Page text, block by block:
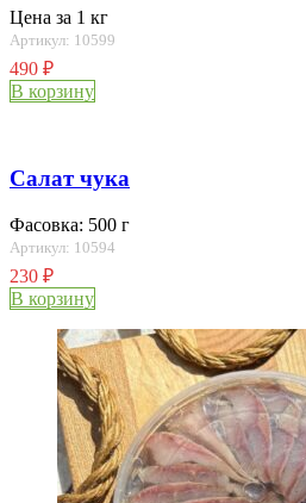
Цена за 1 кг
Артикул: 10599
490 ₽
В корзину
Салат чука
Фасовка: 500 г
Артикул: 10594
230 ₽
В корзину